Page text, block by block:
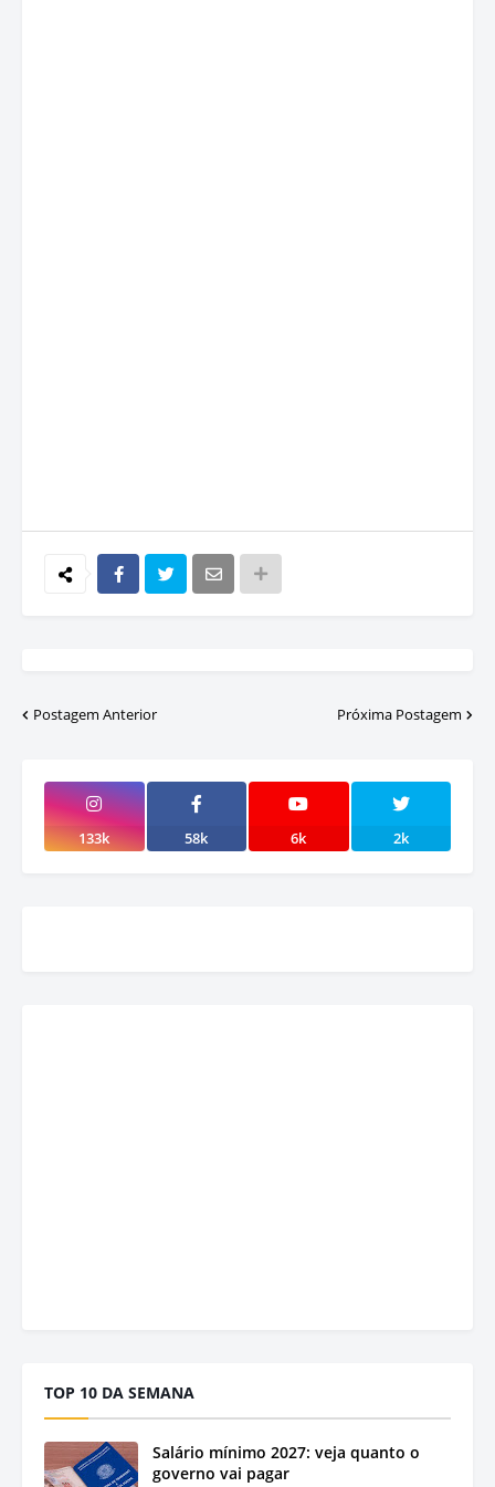
Postagem Anterior Próxima Postagem
133k 58k 6k 2k
TOP 10 DA SEMANA
Salário mínimo 2027: veja quanto o
governo vai pagar